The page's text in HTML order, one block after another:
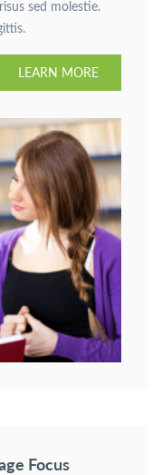
sed molestie.
LEARN MORE
Focus